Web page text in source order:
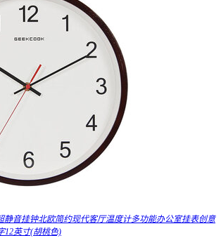
静音挂钟北欧简约现代客厅温度计多功能办公室挂表创意
12英寸(胡桃色)